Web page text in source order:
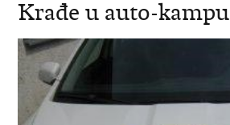
Krađe u auto-kampu